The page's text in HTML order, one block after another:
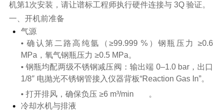
机第1次安装，请让谱标工程师执行硬件连接与 3Q 验证。
一、开机前准备
气源
• 确认第二路高纯氩（≥99.999 %）钢瓶压力 ≥0.6
MPa，氧气钢瓶压力 ≥0.5 MPa。
• 钢瓶均配两级不锈钢减压阀：输出端 0–1.0 bar，出口
1/8″ 电抛光不锈钢管接入仪器背板“Reaction Gas In”。
• 打开排风，确保负压 ≥6 m³/min
。
冷却水机与排液